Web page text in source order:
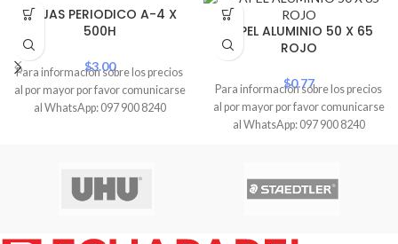
HOJAS PERIODICO A-4 X
500H
$3.00
Para información sobre los precios
al por mayor por favor comunicarse
al WhatsApp: 097 900 8240
PAPEL ALUMINIO 50 X 65
ROJO
$0.77
Para información sobre los precios
al por mayor por favor comunicarse
al WhatsApp: 097 900 8240